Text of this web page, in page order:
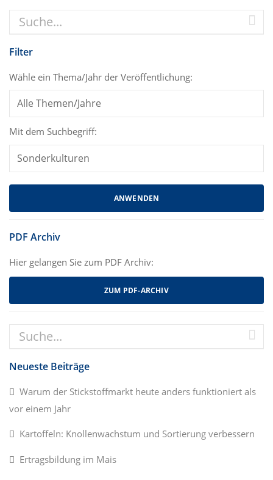
Filter
Wähle ein Thema/Jahr der Veröffentlichung:
Mit dem Suchbegriff:
PDF Archiv
Hier gelangen Sie zum PDF Archiv:
ZUM PDF-ARCHIV
Neueste Beiträge
Warum der Stickstoffmarkt heute anders funktioniert als
vor einem Jahr
Kartoffeln: Knollenwachstum und Sortierung verbessern
Ertragsbildung im Mais